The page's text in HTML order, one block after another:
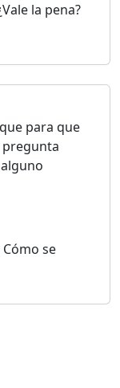
la pena?
para que
se